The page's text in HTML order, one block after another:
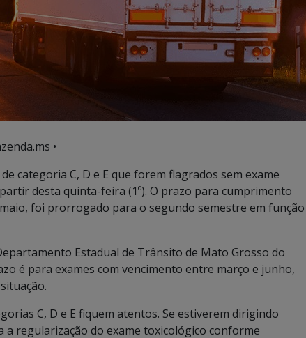
•
categoria C, D e E que forem flagrados sem exame
desta quinta-feira (1º). O prazo para cumprimento
foi prorrogado para o segundo semestre em função
Estadual de Trânsito de Mato Grosso do
é para exames com vencimento entre março e junho,
C, D e E fiquem atentos. Se estiverem dirigindo
a regularização do exame toxicológico conforme